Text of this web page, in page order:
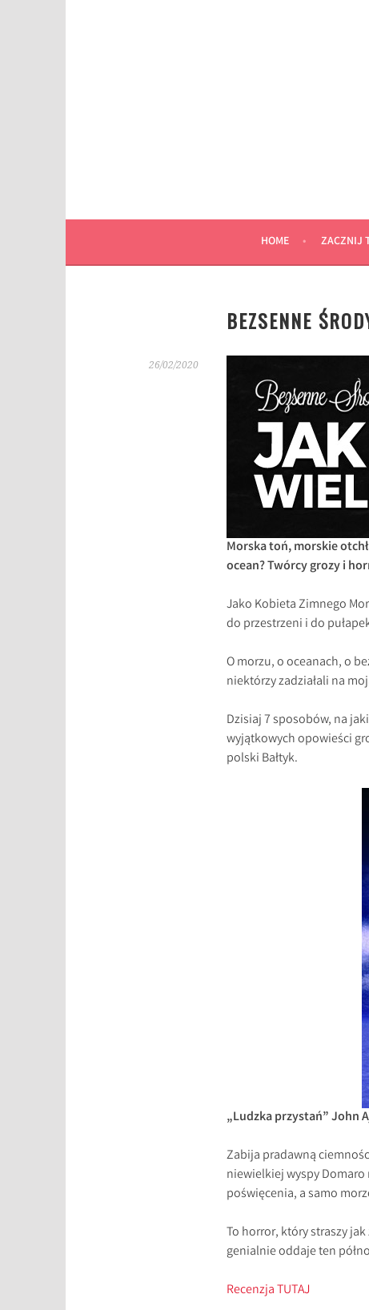
HOME ZACZNIJ
BEZSENNE
26/02/2020
Morska toń, morskie
ocean? Twórcy grozy i
Jako Kobieta Zimnego
do przestrzeni i do
O morzu, o oceanach, o
niektórzy zadziałali na
Dzisiaj 7 sposobów, na
wyjątkowych opowieści
polski Bałtyk.
„Ludzka przystań” John
Zabija pradawną
niewielkiej wyspy Domaro
poświęcenia, a samo
To horror, który straszy
genialnie oddaje ten
Recenzja TUTAJ